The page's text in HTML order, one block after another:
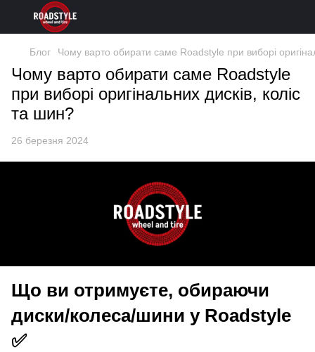
Блог Чому варто обирати саме Roadstyle при виборі
Чому варто обирати саме Roadstyle
при виборі оригінальних дисків, коліс
та шин?
26 березня 2024
Що ви отримуєте, обираючи
диски/колеса/шини у Roadstyle
✅